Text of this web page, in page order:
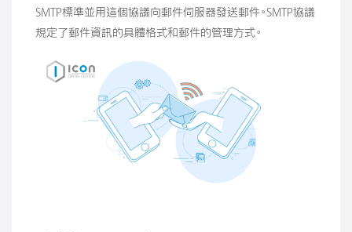
SMTP標準並用這個協議向郵件伺服器發送郵件。SMTP協議
規定了郵件資訊的具體格式和郵件的管理方式。